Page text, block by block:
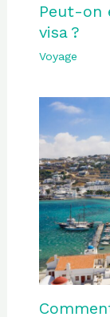
Peut-on
visa ?
Voyage